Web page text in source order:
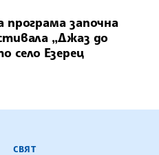
програма започна
„Джаз до
село Езерец
АГЕНЦИЯ
СВЯТ